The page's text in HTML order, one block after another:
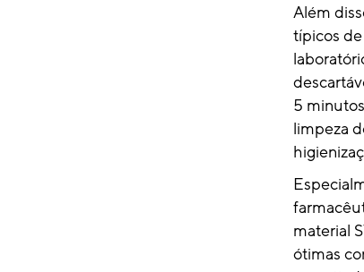
Além
típicos
5
limpeza
material
ótimas